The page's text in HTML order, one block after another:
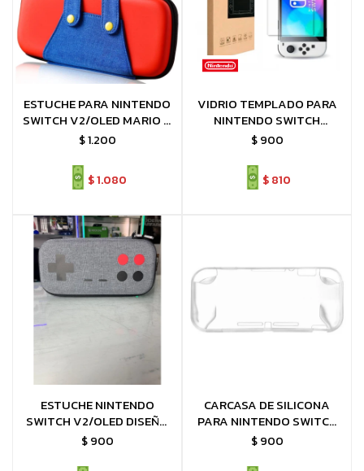
ESTUCHE PARA NINTENDO
SWITCH V2/OLED MARIO Y
LUIGI
$1.200
$1.080
VIDRIO TEMPLADO PARA
NINTENDO SWITCH
V2/OLED
$ 900
$810
ESTUCHE NINTENDO
SWITCH V2/OLED DISEÑO
CONTROL
$ 900
CARCASA DE SILICONA
PARA NINTENDO SWITCH
V2
$ 900